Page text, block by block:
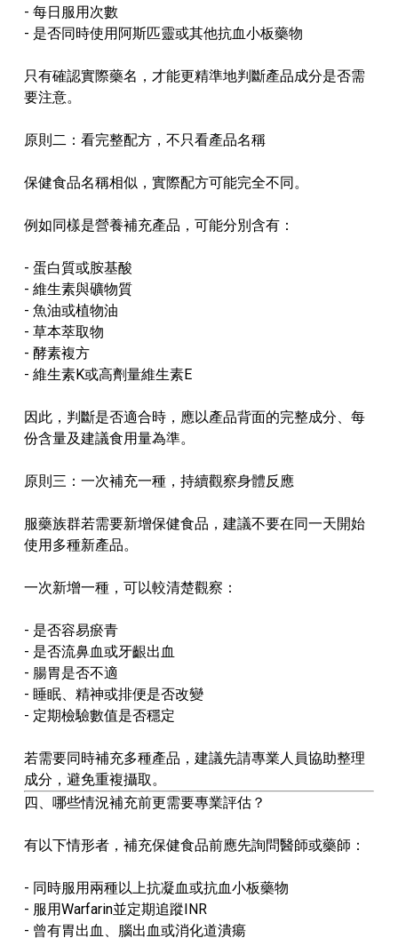
- 每日服用次數
- 是否同時使用阿斯匹靈或其他抗血小板藥物
只有確認實際藥名，才能更精準地判斷產品成分是否需
要注意。
原則二：看完整配方，不只看產品名稱
保健食品名稱相似，實際配方可能完全不同。
例如同樣是營養補充產品，可能分別含有：
- 蛋白質或胺基酸
- 維生素與礦物質
- 魚油或植物油
- 草本萃取物
- 酵素複方
- 維生素K或高劑量維生素E
因此，判斷是否適合時，應以產品背面的完整成分、每
份含量及建議食用量為準。
原則三：一次補充一種，持續觀察身體反應
服藥族群若需要新增保健食品，建議不要在同一天開始
使用多種新產品。
一次新增一種，可以較清楚觀察：
- 是否容易瘀青
- 是否流鼻血或牙齦出血
- 腸胃是否不適
- 睡眠、精神或排便是否改變
- 定期檢驗數值是否穩定
若需要同時補充多種產品，建議先請專業人員協助整理
成分，避免重複攝取。
四、哪些情況補充前更需要專業評估？
有以下情形者，補充保健食品前應先詢問醫師或藥師：
- 同時服用兩種以上抗凝血或抗血小板藥物
- 服用Warfarin並定期追蹤INR
- 曾有胃出血、腦出血或消化道潰瘍